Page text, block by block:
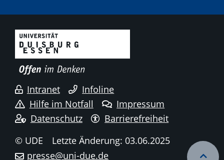
Intranet
Infoline
Hilfe im Notfall
Impressum
Datenschutz
Barrierefreiheit
© UDE
Letzte Änderung: 03.06.2025
presse@uni-due.de